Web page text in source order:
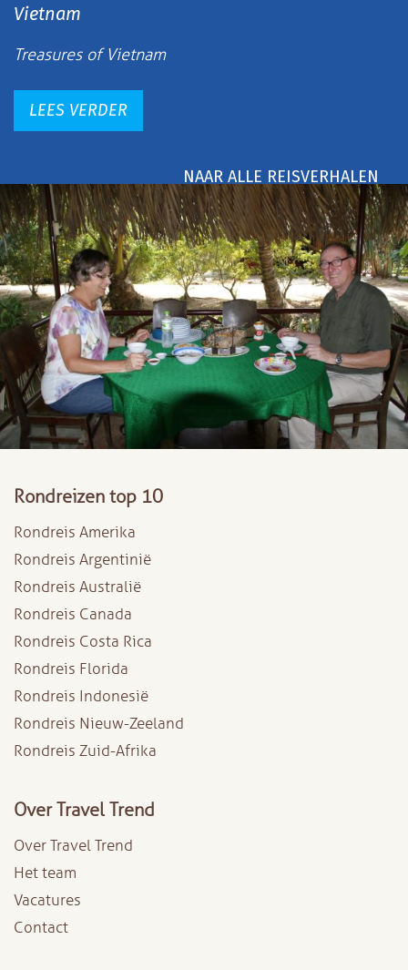
Vietnam
Treasures of Vietnam
LEES VERDER
NAAR ALLE REISVERHALEN
Rondreizen top 10
Rondreis Amerika
Rondreis Argentinië
Rondreis Australië
Rondreis Canada
Rondreis Costa Rica
Rondreis Florida
Rondreis Indonesië
Rondreis Nieuw-Zeeland
Rondreis Zuid-Afrika
Over Travel Trend
Over Travel Trend
Het team
Vacatures
Contact